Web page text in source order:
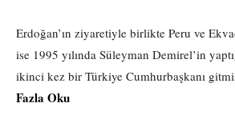
Erdoğan’ın ziyaretiyle birlikte Peru ve
ise 1995 yılında Süleyman Demirel’in
ikinci kez bir Türkiye Cumhurbaşkanı
Fazla Oku